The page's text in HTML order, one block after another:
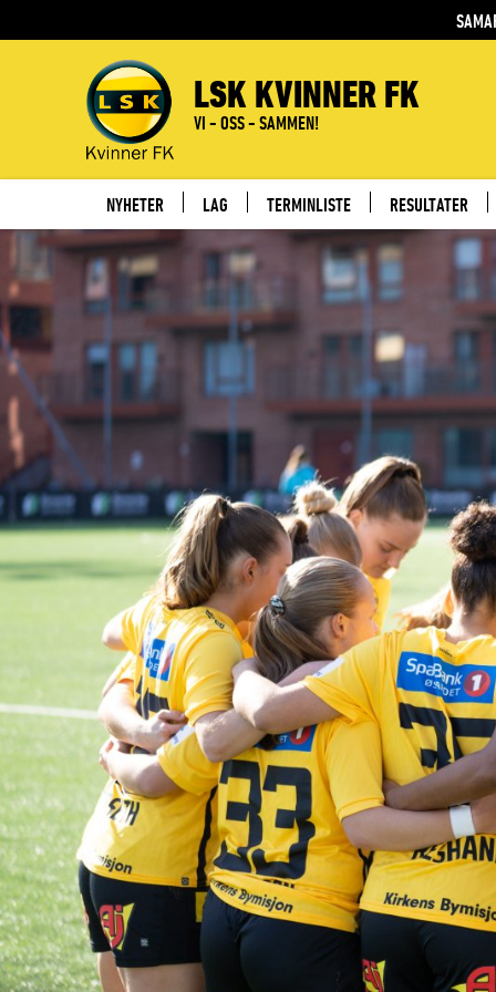
LSK KVINNER FK
VI - OSS - SAMMEN!
NYHETER LAG TERMINLISTE RESULTATER